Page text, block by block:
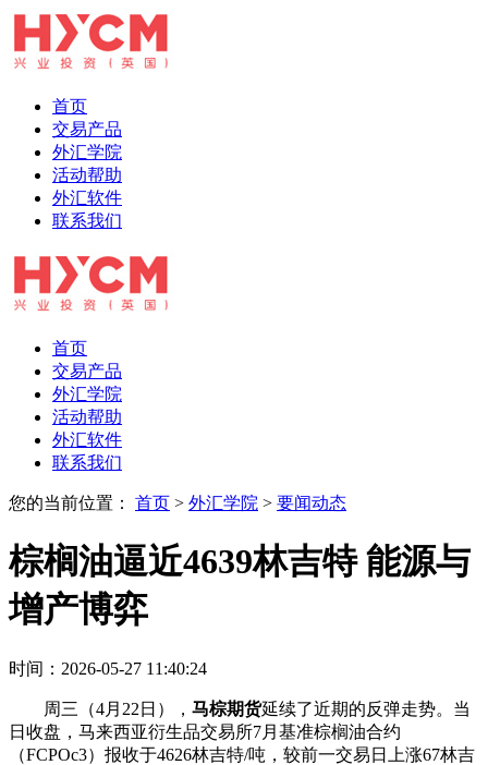
首页
交易产品
外汇学院
活动帮助
外汇软件
联系我们
首页
交易产品
外汇学院
活动帮助
外汇软件
联系我们
您的当前位置： 首页 > 外汇学院 > 要闻动态
棕榈油逼近4639林吉特 能源与
增产博弈
时间：2026-05-27 11:40:24
周三（4月22日）， 马棕期货延续了近期的反弹走势。当
日收盘，马来西亚衍生品交易所7月基准棕榈油合约
（FCPOc3）报收于4626林吉特/吨，较前一交易日上涨67林吉